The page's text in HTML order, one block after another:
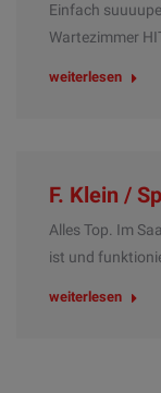
Einfach
Wartezimmer
weiterlesen
F. Klein /
Alles Top. Im
ist und
weiterlesen